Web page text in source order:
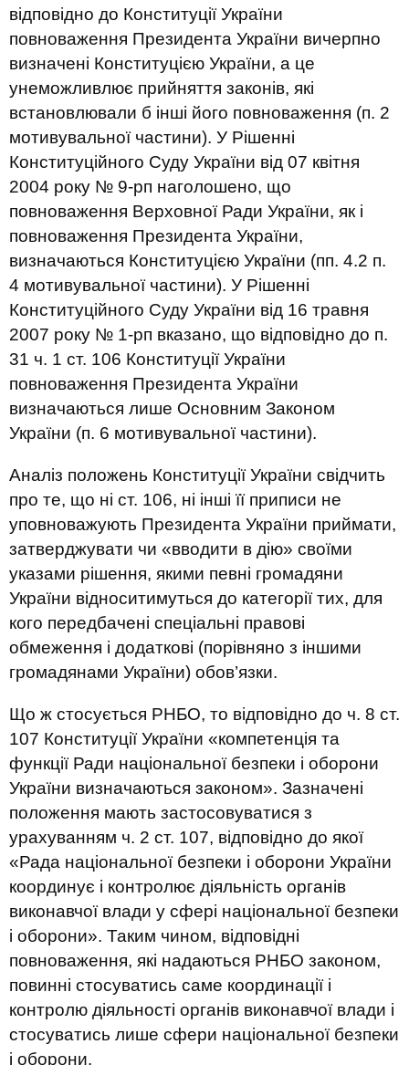
відповідно до Конституції України
повноваження Президента України вичерпно
визначені Конституцією України, а це
унеможливлює прийняття законів, які
встановлювали б інші його повноваження (п. 2
мотивувальної частини). У Рішенні
Конституційного Суду України від 07 квітня
2004 року № 9-рп наголошено, що
повноваження Верховної Ради України, як і
повноваження Президента України,
визначаються Конституцією України (пп. 4.2 п.
4 мотивувальної частини). У Рішенні
Конституційного Суду України від 16 травня
2007 року № 1-рп вказано, що відповідно до п.
31 ч. 1 ст. 106 Конституції України
повноваження Президента України
визначаються лише Основним Законом
України (п. 6 мотивувальної частини).
Аналіз положень Конституції України свідчить
про те, що ні ст. 106, ні інші її приписи не
уповноважують Президента України приймати,
затверджувати чи «вводити в дію» своїми
указами рішення, якими певні громадяни
України відноситимуться до категорії тих, для
кого передбачені спеціальні правові
обмеження і додаткові (порівняно з іншими
громадянами України) обов’язки.
Що ж стосується РНБО, то відповідно до ч. 8 ст.
107 Конституції України «компетенція та
функції Ради національної безпеки і оборони
України визначаються законом». Зазначені
положення мають застосовуватися з
урахуванням ч. 2 ст. 107, відповідно до якої
«Рада національної безпеки і оборони України
координує і контролює діяльність органів
виконавчої влади у сфері національної безпеки
і оборони». Таким чином, відповідні
повноваження, які надаються РНБО законом,
повинні стосуватись саме координації і
контролю діяльності органів виконавчої влади і
стосуватись лише сфери національної безпеки
і оборони.